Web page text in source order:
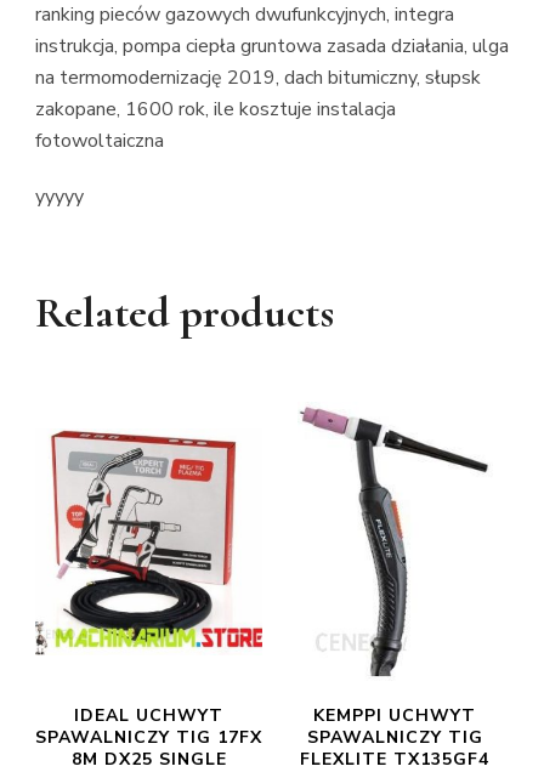
ranking pieców gazowych dwufunkcyjnych, integra
instrukcja, pompa ciepła gruntowa zasada działania, ulga
na termomodernizację 2019, dach bitumiczny, słupsk
zakopane, 1600 rok, ile kosztuje instalacja
fotowoltaiczna
yyyyy
Related products
IDEAL UCHWYT
SPAWALNICZY TIG 17FX
8M DX25 SINGLE
KEMPPI UCHWYT
SPAWALNICZY TIG
FLEXLITE TX135GF4